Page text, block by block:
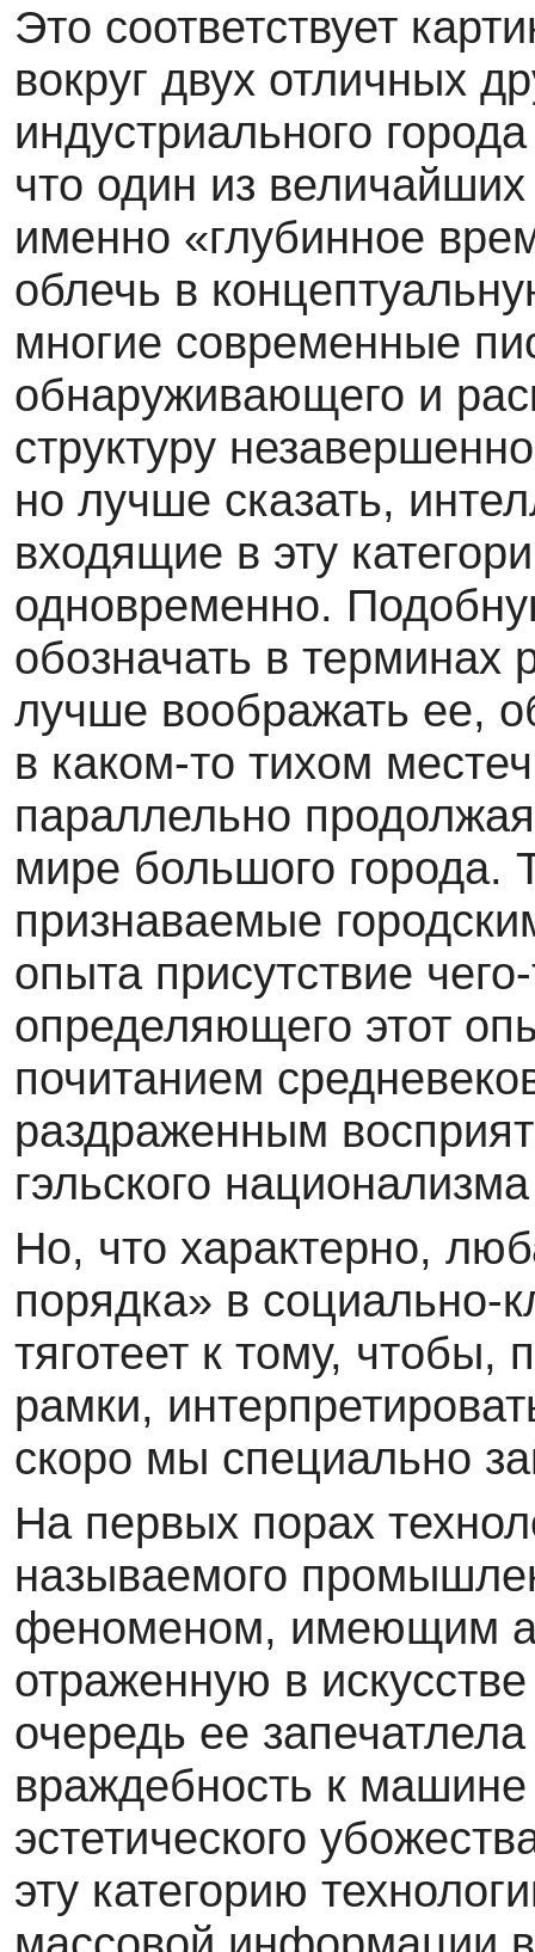
Это соответствует
вокруг двух отличных
индустриального
что один из
именно «глубинное
облечь в
многие современные
обнаруживающего и
структуру
но лучше сказать,
входящие в эту
одновременно.
обозначать в терминах
лучше воображать ее,
в каком-то тихом
параллельно
мире большого города.
признаваемые
опыта присутствие
определяющего этот
почитанием
раздраженным
гэльского
Но, что характерно,
порядка» в социально-
тяготеет к тому, чтобы,
рамки,
скоро мы специально
На первых порах
называемого
феноменом, имеющим
отраженную в
очередь ее
враждебность к машине
эстетического
эту категорию